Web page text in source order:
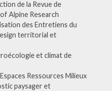
de la Revue de
Alpine Research
des Entretiens du
territorial et
et climat de
Ressources Milieux
paysager et